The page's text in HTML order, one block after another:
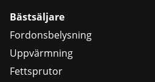
Bästsäljare
Fordonsbelysning
Uppvärmning
Fettsprutor